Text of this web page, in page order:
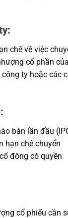
chế về việc
cổ phần của
ty hoặc các
bán lần đầu
hạn chế chuyển
đông có quyền
cổ phiếu cần